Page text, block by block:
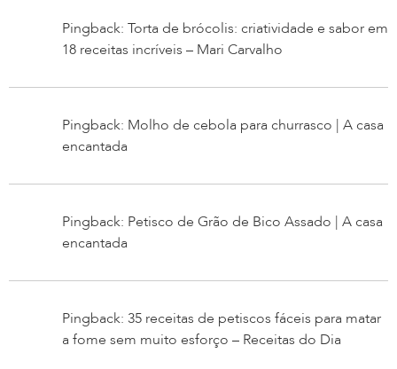
Pingback: Torta de brócolis: criatividade e sabor em
18 receitas incríveis – Mari Carvalho
Pingback: Molho de cebola para churrasco | A casa
encantada
Pingback: Petisco de Grão de Bico Assado | A casa
encantada
Pingback: 35 receitas de petiscos fáceis para matar
a fome sem muito esforço – Receitas do Dia